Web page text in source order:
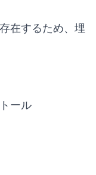
在するため、埋
ール